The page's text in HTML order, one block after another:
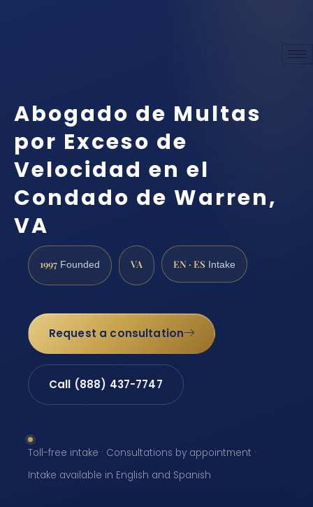
Abogado de Multas
por Exceso de
Velocidad en el
Condado de Warren,
VA
1997 Founded VA EN · ES Intake
Request a consultation
Call (888) 437-7747
Toll-free intake · Consultations by appointment ·
Intake available in English and Spanish